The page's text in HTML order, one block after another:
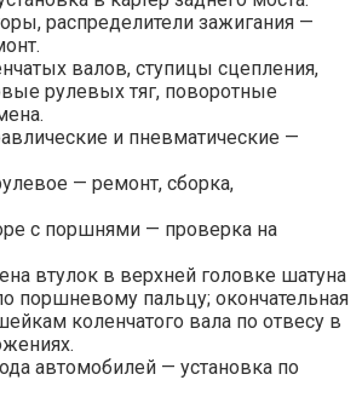
распределители зажигания —
валов, ступицы сцепления,
рулевых тяг, поворотные
и пневматические —
— ремонт, сборка,
с поршнями — проверка на
втулок в верхней головке шатуна
поршневому пальцу; окончательная
коленчатого вала по отвесу в
автомобилей — установка по